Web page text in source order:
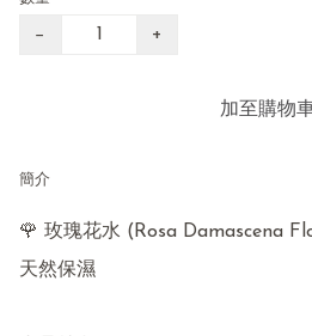
− +
加至購物
簡介
🌹 玫瑰花水 (Rosa Damascena
天然保濕